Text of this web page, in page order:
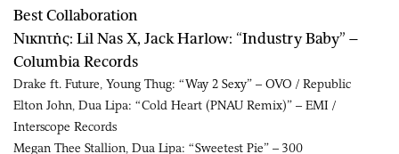
Best Collaboration
Νικητής: Lil Nas X, Jack Harlow: “Industry Baby” –
Columbia Records
Drake ft. Future, Young Thug: “Way 2 Sexy” – OVO / Republic
Elton John, Dua Lipa: “Cold Heart (PNAU Remix)” – EMI /
Interscope Records
Megan Thee Stallion, Dua Lipa: “Sweetest Pie” – 300